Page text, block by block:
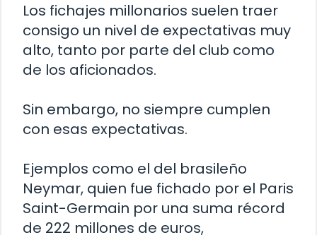
Los fichajes millonarios suelen traer
consigo un nivel de expectativas muy
alto, tanto por parte del club como
de los aficionados.
Sin embargo, no siempre cumplen
con esas expectativas.
Ejemplos como el del brasileño
Neymar, quien fue fichado por el Paris
Saint-Germain por una suma récord
de 222 millones de euros,